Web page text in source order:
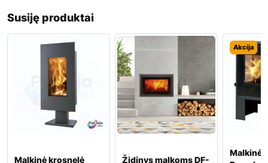
Susiję produktai
Malkinė krosnelė
Židinys malkoms DF-
Akcija
Malkinė